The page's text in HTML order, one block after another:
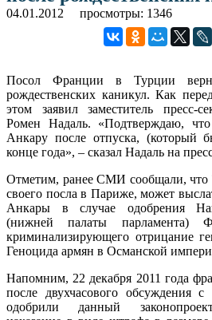
04.01.2012 просмотры: 1346
Посол Франции в Турции
рождественских каникул. Как
этом заявил заместитель
Ромен Надаль. «Подтверждаю,
Анкару после отпуска, (который
конце года», – сказал Надаль на
Отметим, ранее СМИ сообщали, что
своего посла в Париже, может
Анкары в случае одобрения
(нижней палаты парламента)
криминализирующего отрицание
Геноцида армян в Османской
Напомним, 22 декабря 2011 года
после двухчасового обсуждения
одобрили данный